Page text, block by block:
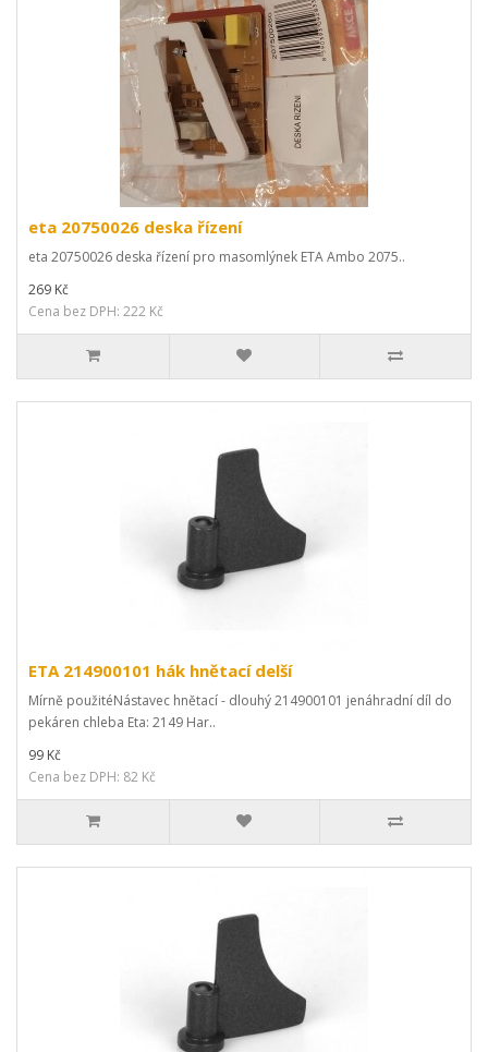
eta 20750026 deska řízení
eta 20750026 deska řízení pro masomlýnek ETA Ambo 2075..
269 Kč
Cena bez DPH: 222 Kč
ETA 214900101 hák hnětací delší
Mírně použitéNástavec hnětací - dlouhý 214900101 jenáhradní díl do
pekáren chleba Eta: 2149 Har..
99 Kč
Cena bez DPH: 82 Kč